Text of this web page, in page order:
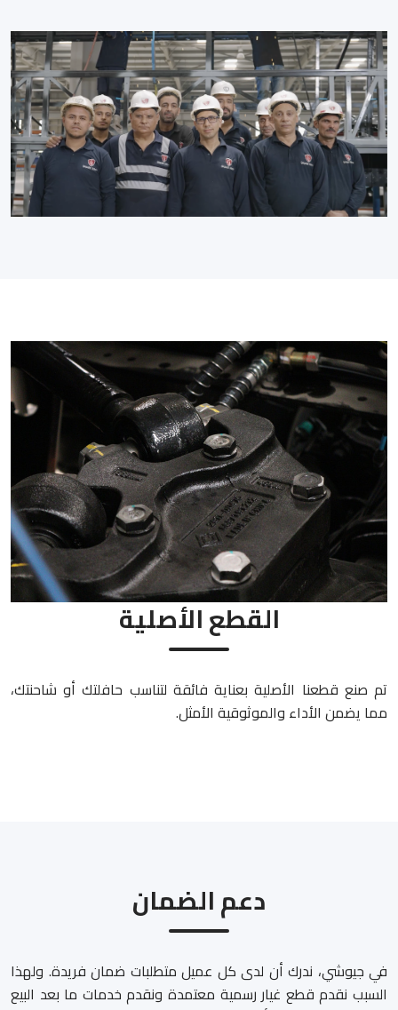
القطع الأصلية
تم صنع قطعنا الأصلية بعناية فائقة لتناسب حافلتك أو شاحنتك،
مما يضمن الأداء والموثوقية الأمثل.
دعم الضمان
في جيوشي، ندرك أن لدى كل عميل متطلبات ضمان فريدة. ولهذا
السبب نقدم قطع غيار رسمية معتمدة ونقدم خدمات ما بعد البيع